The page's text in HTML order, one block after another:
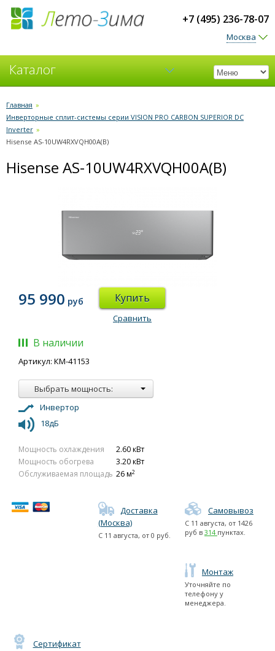
+7 (495) 236-78-07
Москва
Каталог
Кондиционеры
Вентиляция
Главная »
Инверторные сплит-системы серии VISION PRO CARBON SUPERIOR DC
Inverter »
Hisense AS-10UW4RXVQH00A(B)
Hisense AS-10UW4RXVQH00A(B)
95 990 руб Купить
Сравнить
В наличии
Артикул: КМ-41153
Выбрать мощность:
Инвертор
18дБ
Мощность охлаждения
2.60 кВт
Мощность обогрева
3.20 кВт
Обслуживаемая площадь 26 м2
Доставка
(Москва)
С 11 августа, от 0 руб.
Самовывоз
С 11 августа, от 1426
руб в 314 пунктах.
Монтаж
Уточняйте по
телефону у
менеджера.
Сертификат